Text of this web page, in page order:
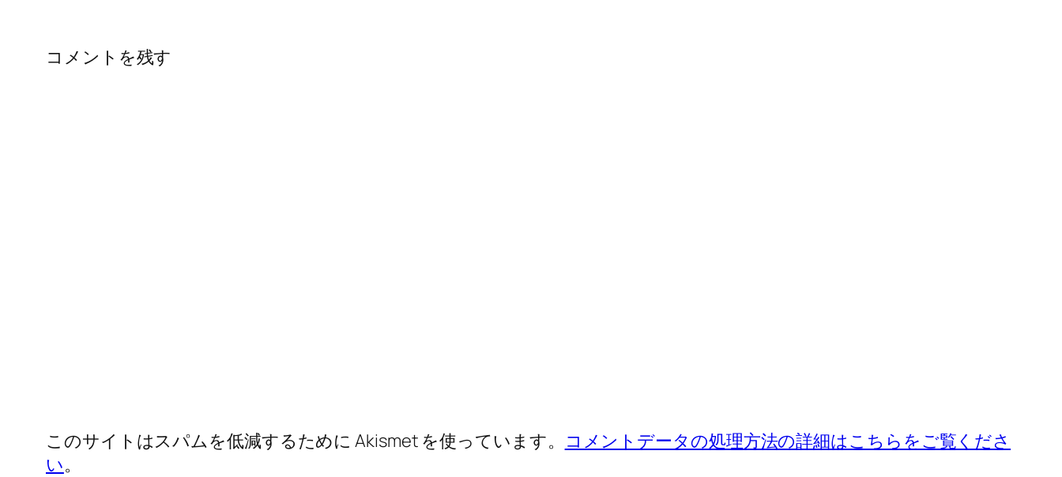
コメントを残す
このサイトはスパムを低減するために Akismet を使っています。 コメントデータの処理方法の詳細はこちらをご覧くださ
い。